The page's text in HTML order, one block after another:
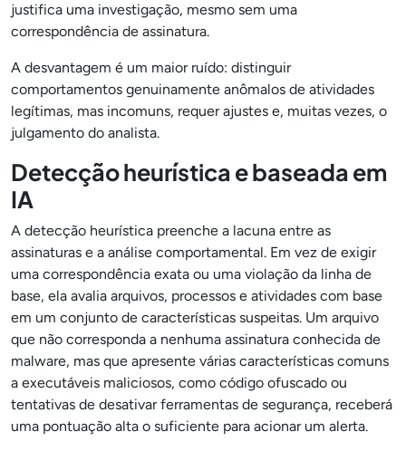
justifica uma investigação, mesmo sem uma
correspondência de assinatura.
A desvantagem é um maior ruído: distinguir
comportamentos genuinamente anômalos de atividades
legítimas, mas incomuns, requer ajustes e, muitas vezes, o
julgamento do analista.
Detecção heurística e baseada em
IA
A detecção heurística preenche a lacuna entre as
assinaturas e a análise comportamental. Em vez de exigir
uma correspondência exata ou uma violação da linha de
base, ela avalia arquivos, processos e atividades com base
em um conjunto de características suspeitas. Um arquivo
que não corresponda a nenhuma assinatura conhecida de
malware, mas que apresente várias características comuns
a executáveis maliciosos, como código ofuscado ou
tentativas de desativar ferramentas de segurança, receberá
uma pontuação alta o suficiente para acionar um alerta.